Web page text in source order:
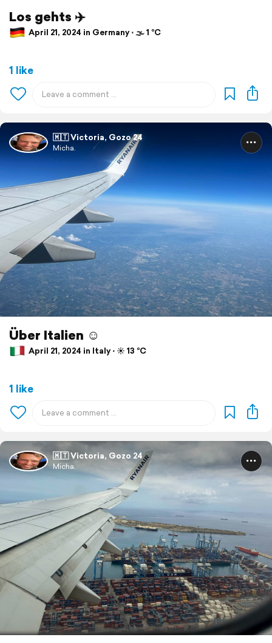
Los gehts ✈️
April 21, 2024 in Germany ⋅ 🌫 1 °C
1 like
🇲🇹 Victoria, Gozo 24
Micha.
Über Italien ☺️
April 21, 2024 in Italy ⋅ ☀️ 13 °C
1 like
🇲🇹 Victoria, Gozo 24
Micha.